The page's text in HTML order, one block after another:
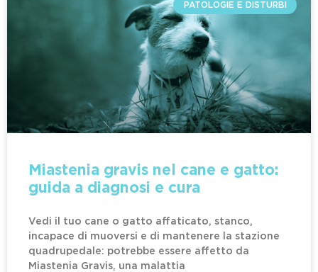
PATOLOGIE E DISTURBI
Miastenia gravis nel cane e gatto:
guida a diagnosi e cura
Vedi il tuo cane o gatto affaticato, stanco,
incapace di muoversi e di mantenere la stazione
quadrupedale: potrebbe essere affetto da
Miastenia Gravis, una malattia